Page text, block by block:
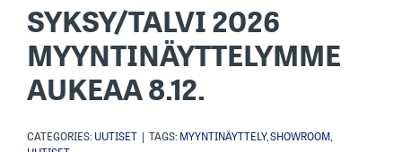
SYKSY/TALVI 2026
MYYNTINÄYTTELYMME
AUKEAA 8.12.
CATEGORIES: UUTISET | TAGS: MYYNTINÄYTTELY,SHOWROOM,